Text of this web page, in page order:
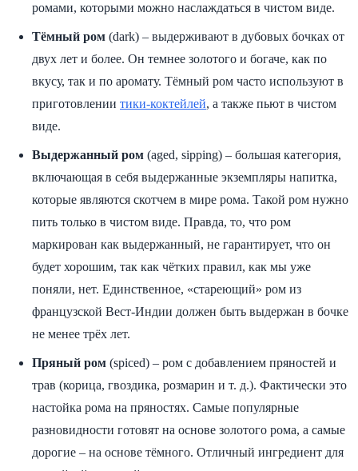
ромами, которыми можно наслаждаться в чистом виде.
Тёмный ром (dark) – выдерживают в дубовых бочках от
двух лет и более. Он темнее золотого и богаче, как по
вкусу, так и по аромату. Тёмный ром часто используют в
приготовлении тики-коктейлей, а также пьют в чистом
виде.
Выдержанный ром (aged, sipping) – большая категория,
включающая в себя выдержанные экземпляры напитка,
которые являются скотчем в мире рома. Такой ром нужно
пить только в чистом виде. Правда, то, что ром
маркирован как выдержанный, не гарантирует, что он
будет хорошим, так как чётких правил, как мы уже
поняли, нет. Единственное, «стареющий» ром из
французской Вест-Индии должен быть выдержан в бочке
не менее трёх лет.
Пряный ром (spiced) – ром с добавлением пряностей и
трав (корица, гвоздика, розмарин и т. д.). Фактически это
настойка рома на пряностях. Самые популярные
разновидности готовят на основе золотого рома, а самые
дорогие – на основе тёмного. Отличный ингредиент для